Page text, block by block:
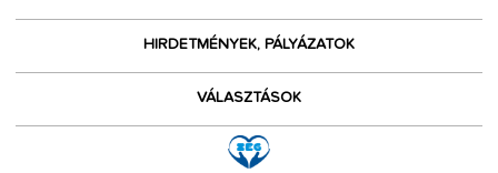
HIRDETMÉNYEK, PÁLYÁZATOK
VÁLASZTÁSOK